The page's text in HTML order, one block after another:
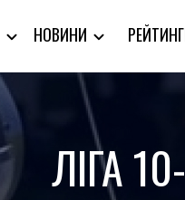
НОВИНИ
ЛІГА